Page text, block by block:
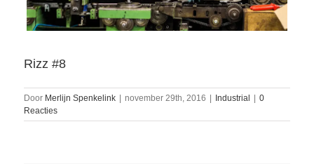
Rizz #8
Door Merlijn Spenkelink november 29th, 2016 Industrial
0
Reacties